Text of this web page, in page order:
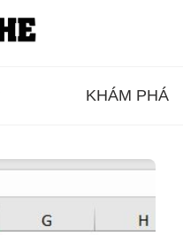
KHÁM PHÁ